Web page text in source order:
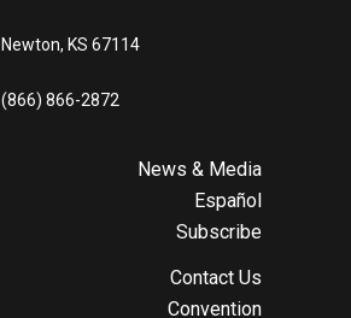
Newton, KS 67114
(866) 866-2872
News & Media
Español
Subscribe
Contact Us
Convention